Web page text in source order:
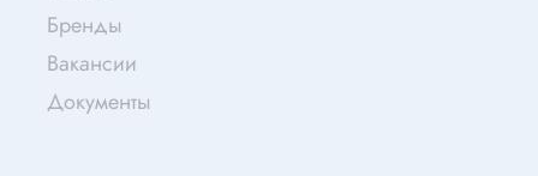
Бренды
Вакансии
Документы